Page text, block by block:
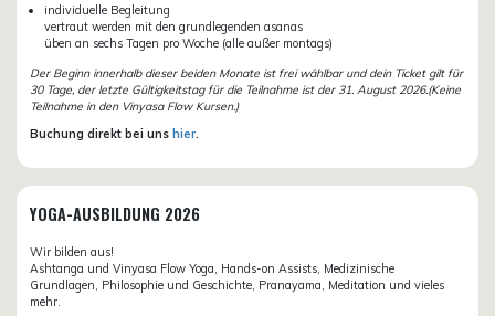
individuelle Begleitung
vertraut werden mit den grundlegenden asanas
üben an sechs Tagen pro Woche (alle außer montags)
Der Beginn innerhalb dieser beiden Monate ist frei wählbar und dein Ticket gilt für
30 Tage, der letzte Gültigkeitstag für die Teilnahme ist der 31. August 2026.(Keine
Teilnahme in den Vinyasa Flow Kursen.)
Buchung direkt bei uns hier.
YOGA-AUSBILDUNG 2026
Wir bilden aus!
Ashtanga und Vinyasa Flow Yoga, Hands-on Assists, Medizinische
Grundlagen, Philosophie und Geschichte, Pranayama, Meditation und vieles
mehr.